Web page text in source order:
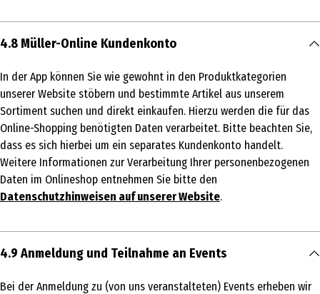
4.8 Müller-Online Kundenkonto
In der App können Sie wie gewohnt in den Produktkategorien
unserer Website stöbern und bestimmte Artikel aus unserem
Sortiment suchen und direkt einkaufen. Hierzu werden die für das
Online-Shopping benötigten Daten verarbeitet. Bitte beachten Sie,
dass es sich hierbei um ein separates Kundenkonto handelt.
Weitere Informationen zur Verarbeitung Ihrer personenbezogenen
Daten im Onlineshop entnehmen Sie bitte den
Datenschutzhinweisen auf unserer Website.
4.9 Anmeldung und Teilnahme an Events
Bei der Anmeldung zu (von uns veranstalteten) Events erheben wir